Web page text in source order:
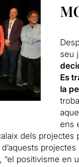
seu
Es
la
ens
dels projectes
“el positivisme en